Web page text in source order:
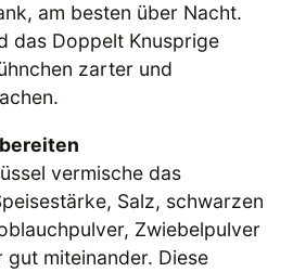
am besten über Nacht.
das Doppelt Knusprige
zarter und
vermische das
Salz, schwarzen
Zwiebelpulver
miteinander. Diese